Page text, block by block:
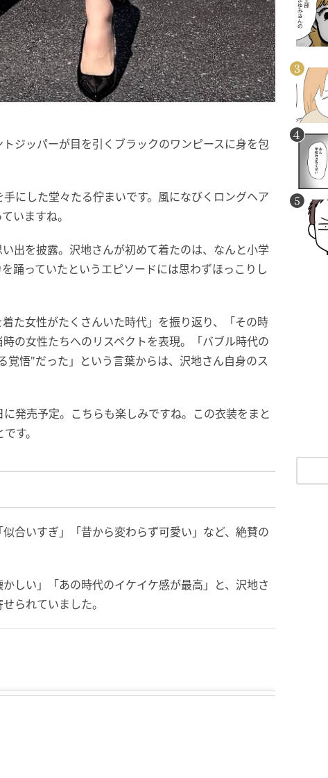
ジッパーが目を引くブラックのワンピースに身を包
にした堂々たる佇まいです。風になびくロングヘア
いますね。
出を披露。沢地さんが初めて着たのは、なんと小学
踊っていたというエピソードには思わずほっこりし
た女性がたくさんいた時代」を振り返り、「その時
の女性たちへのリスペクトを表現。「バブル時代の
悟"だった」という言葉からは、沢地さん自身のス
発売予定。こちらも楽しみですね。この衣装をまと
す。
合いすぎ」「昔から変わらず可愛い」など、絶賛の
しい」「あの時代のイケイケ感が最高」と、沢地さ
られていました。